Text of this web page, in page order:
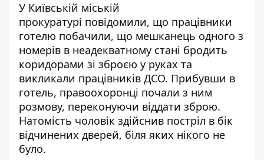
У Київській міській
прокуратурі повідомили, що працівники
готелю побачили, що мешканець одного з
номерів в неадекватному стані бродить
коридорами зі зброєю у руках та
викликали працівників ДСО. Прибувши в
готель, правоохоронці почали з ним
розмову, переконуючи віддати зброю.
Натомість чоловік здійснив постріл в бік
відчинених дверей, біля яких нікого не
було.